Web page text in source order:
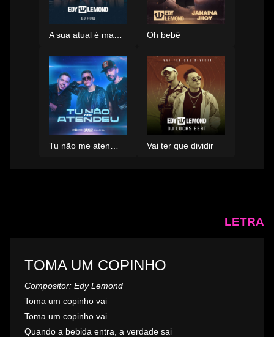
Oh bebê
Vai ter que dividir
LETRA
TOMA UM COPINHO
Compositor: Edy Lemond
Toma um copinho vai
Toma um copinho vai
Quando a bebida entra, a verdade sai